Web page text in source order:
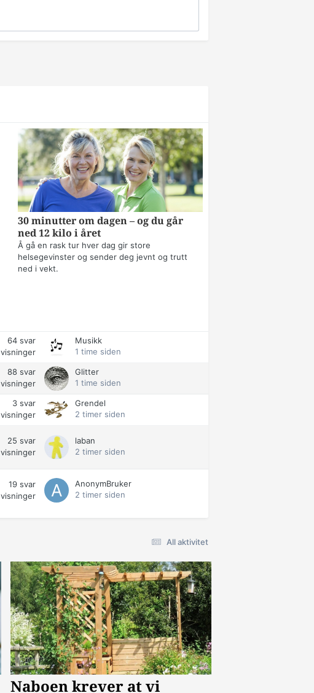
30 minutter om dagen – og du går
ned 12 kilo i året
Å gå en rask tur hver dag gir store
helsegevinster og sender deg jevnt og trutt
ned i vekt.
64 svar
visninger
Musikk
1 time siden
88 svar
visninger
Glitter
1 time siden
3 svar
visninger
Grendel
2 timer siden
25 svar
visninger
laban
2 timer siden
19 svar
visninger
AnonymBruker
2 timer siden
All aktivitet